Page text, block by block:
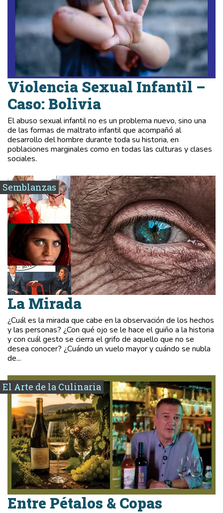
Violencia Sexual Infantil –
Caso: Bolivia
El abuso sexual infantil no es un problema nuevo, sino una
de las formas de maltrato infantil que acompañó al
desarrollo del hombre durante toda su historia, en
poblaciones marginales como en todas las culturas y clases
sociales.
Semblanzas
La Mirada
¿Cuál es la mirada que cabe en la observación de los hechos
y las personas? ¿Con qué ojo se le hace el guiño a la historia
y con cuál gesto se cierra el grifo de aquello que no se
desea conocer? ¿Cuándo un vuelo mayor y cuándo se nubla
de...
El Arte de la Culinaria
Entre Pétalos & Copas